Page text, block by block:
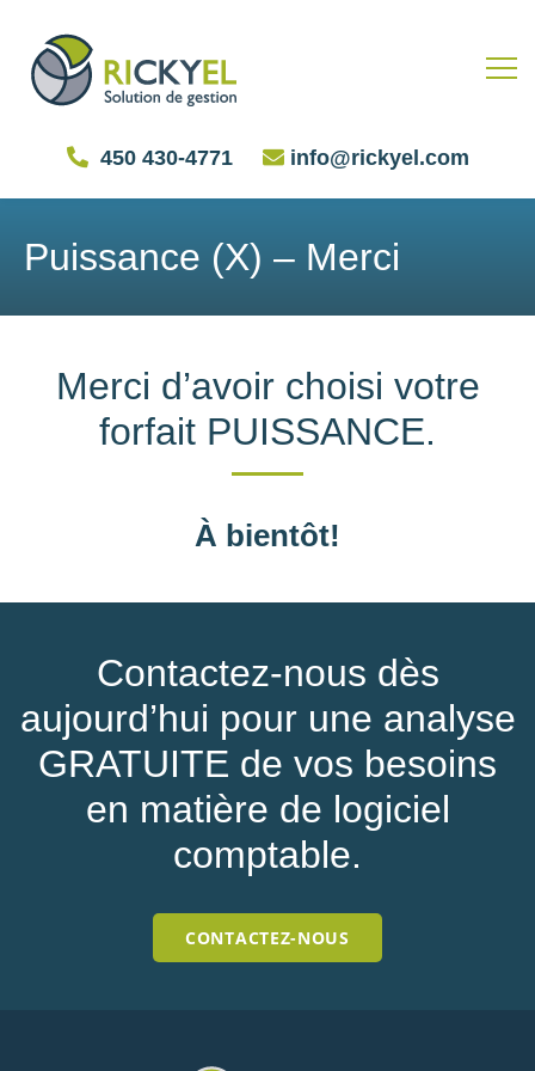
450 430-4771 info@rickyel.com
Puissance (X) – Merci
Merci d’avoir choisi votre
forfait PUISSANCE.
À bientôt!
Contactez-nous dès
aujourd’hui pour une analyse
GRATUITE de vos besoins
en matière de logiciel
comptable.
CONTACTEZ-NOUS